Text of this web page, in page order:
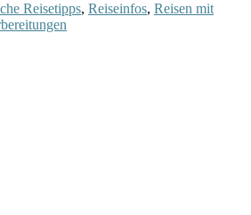
Reisetipps, Reiseinfos, Reisen mit